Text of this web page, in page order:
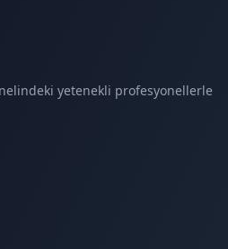
yetenekli profesyonellerle